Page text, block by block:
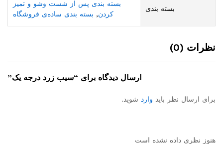
بسته بندی
بسته بندی پس از شست وشو و تمیز
کردن, بسته بندی ساده‌ی فروشگاه
نظرات (0)
ارسال دیدگاه برای “سیب زرد درجه یک”
برای ارسال نظر باید وارد شوید.
هنوز نظری داده نشده است